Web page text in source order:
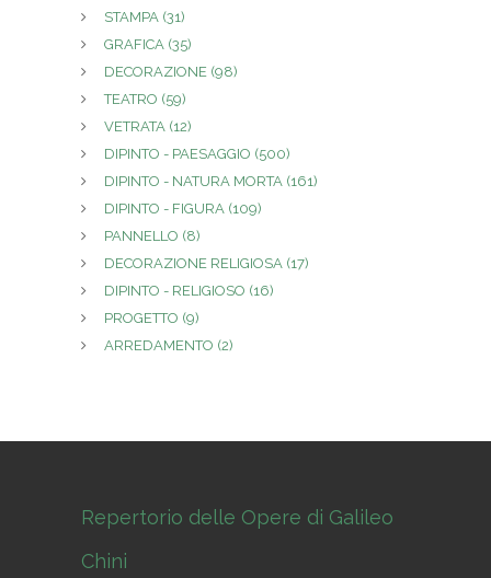
STAMPA (31)
GRAFICA (35)
DECORAZIONE (98)
TEATRO (59)
VETRATA (12)
DIPINTO - PAESAGGIO (500)
DIPINTO - NATURA MORTA (161)
DIPINTO - FIGURA (109)
PANNELLO (8)
DECORAZIONE RELIGIOSA (17)
DIPINTO - RELIGIOSO (16)
PROGETTO (9)
ARREDAMENTO (2)
Repertorio delle Opere di Galileo
Chini